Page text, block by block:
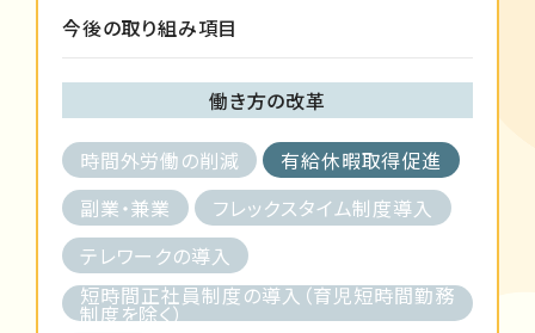
今後の取り組み項目
働き方の改革
時間外労働の削減
有給休暇取得促進
副業・兼業
フレックスタイム制度導入
テレワークの導入
短時間正社員制度の導入（育児短時間勤務
制度を除く）